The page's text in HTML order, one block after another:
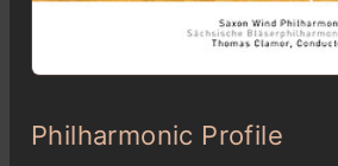
Philharmonic Profile